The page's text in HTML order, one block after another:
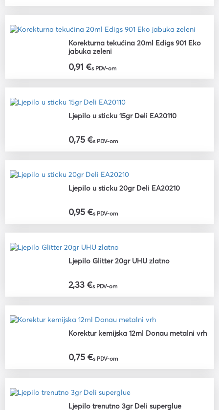
Korekturna tekućina 20ml Edigs 901 Eko
jabuka zeleni
0,91 €s PDV-om
Ljepilo u sticku 15gr Deli EA20110
0,75 €s PDV-om
Ljepilo u sticku 20gr Deli EA20210
0,95 €s PDV-om
Ljepilo Glitter 20gr UHU zlatno
2,33 €s PDV-om
Korektur kemijska 12ml Donau metalni vrh
0,75 €s PDV-om
Ljepilo trenutno 3gr Deli superglue